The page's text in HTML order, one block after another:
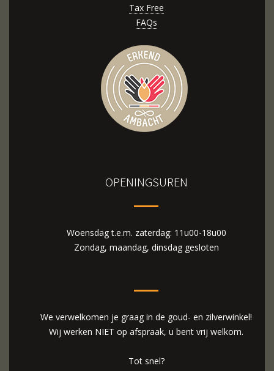
Tax Free
FAQs
OPENINGSUREN
Woensdag t.e.m. zaterdag: 11u00-18u00
Zondag, maandag, dinsdag gesloten
We verwelkomen je graag in de goud- en zilverwinkel!
Wij werken NIET op afspraak, u bent vrij welkom.
Tot snel?